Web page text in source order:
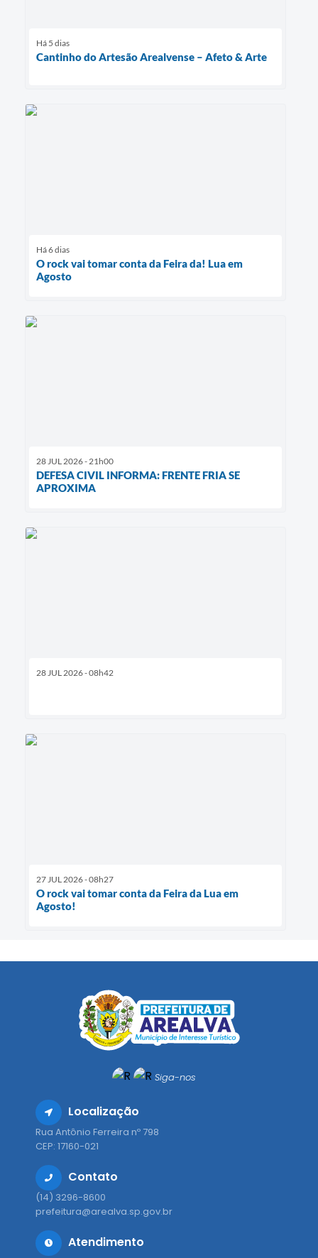
Há 5 dias
Cantinho do Artesão Arealvense – Afeto & Arte
Há 6 dias
O rock vai tomar conta da Feira da! Lua em
Agosto
28 JUL 2026 - 21h00
DEFESA CIVIL INFORMA: FRENTE FRIA SE
APROXIMA
28 JUL 2026 - 08h42
27 JUL 2026 - 08h27
O rock vai tomar conta da Feira da Lua em
Agosto!
Siga-nos
Localização
Rua Antônio Ferreira nº 798
CEP: 17160-021
Contato
(14) 3296-8600
prefeitura@arealva.sp.gov.br
Atendimento